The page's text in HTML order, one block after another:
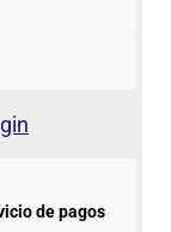
de pagos